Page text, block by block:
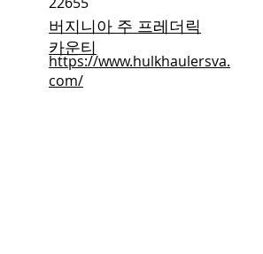
https://www.hulkhaulersva.
com/
버지니아 주 프레더릭
카운티